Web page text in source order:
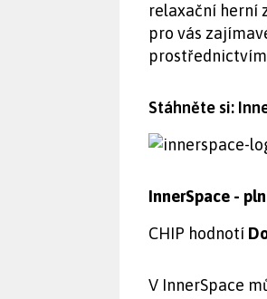
relaxační herní
pro vás
prostřednictvím
Stáhněte si:
InnerSpace -
CHIP hodnotí
V InnerSpace